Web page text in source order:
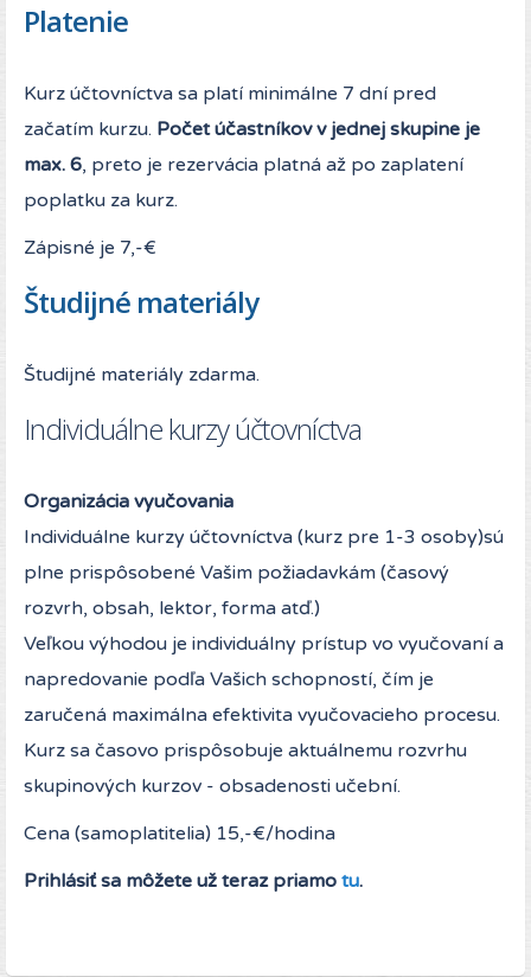
Platenie
Kurz účtovníctva sa platí minimálne 7 dní pred
začatím kurzu. Počet účastníkov v jednej skupine je
max. 6, preto je rezervácia platná až po zaplatení
poplatku za kurz.
Zápisné je 7,-€
Študijné materiály
Študijné materiály zdarma.
Individuálne kurzy účtovníctva
Organizácia vyučovania
Individuálne kurzy účtovníctva (kurz pre 1-3 osoby)sú
plne prispôsobené Vašim požiadavkám (časový
rozvrh, obsah, lektor, forma atď.)
Veľkou výhodou je individuálny prístup vo vyučovaní a
napredovanie podľa Vašich schopností, čím je
zaručená maximálna efektivita vyučovacieho procesu.
Kurz sa časovo prispôsobuje aktuálnemu rozvrhu
skupinových kurzov - obsadenosti učební.
Cena (samoplatitelia) 15,-€/hodina
Prihlásiť sa môžete už teraz priamo tu.